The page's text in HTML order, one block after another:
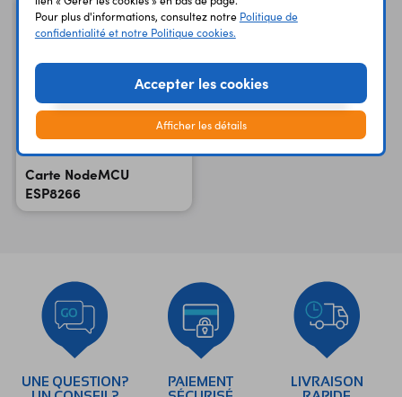
Carte NodeMCU
ESP8266
UNE QUESTION?
PAIEMENT
LIVRAISON
Pour plus d'informations, consultez notre Politique de
confidentialité et notre Politique cookies.
Accepter les cookies
Afficher les détails